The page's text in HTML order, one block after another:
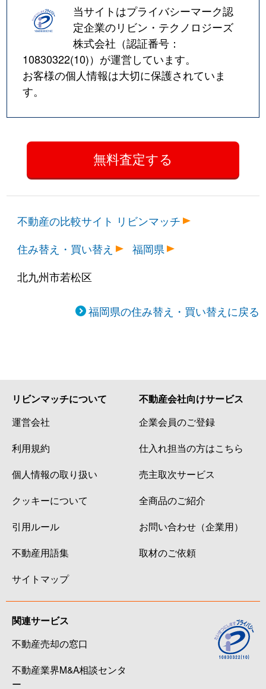
当サイトはプライバシーマーク認
定企業のリビン・テクノロジーズ
株式会社（認証番号：
10830322(10)）が運営しています。
お客様の個人情報は大切に保護されていま
す。
不動産の比較サイト リビンマッチ
住み替え・買い替え
福岡県
北九州市若松区
福岡県の住み替え・買い替えに戻る
リビンマッチについて
運営会社
利用規約
個人情報の取り扱い
クッキーについて
引用ルール
不動産用語集
サイトマップ
不動産会社向けサービス
企業会員のご登録
仕入れ担当の方はこちら
売主取次サービス
全商品のご紹介
お問い合わせ（企業用）
取材のご依頼
関連サービス
不動産売却の窓口
不動産業界M&A相談センタ
ー